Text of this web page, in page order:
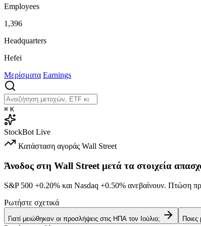
Employees
1,396
Headquarters
Hefei
Μερίσματα Earnings
⌘ K
StockBot Live
Κατάσταση αγοράς Wall Street
Άνοδος στη Wall Street μετά τα στοιχεία
S&P 500 +0.20% και Nasdaq +0.50% ανεβαίνουν. Πτώση
Ρωτήστε σχετικά
Γιατί μειώθηκαν οι προσλήψεις στις ΗΠΑ τον Ιούλιο;